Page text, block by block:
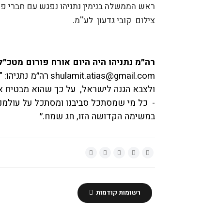
ראש הממשלה בנימין נתניהו נפגש עם חברי
צילום קובי גדעון לע''מ.
רה״מ נתניהו היה היום אורח פורום
shulamit.atias@gmail.com רה״מ נתניהו:
ולצבא הגנה לישראל, על כך שהוא מבטיח
- כל מי שמסתכל סביבנו ומסתכל על
במשימה הקדושה הזו, חג שמח.״
רשומות קודמות